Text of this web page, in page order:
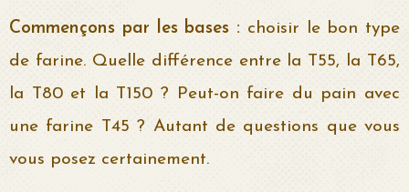
Commençons par les bases : choisir le bon type
de farine. Quelle différence entre la T55, la T65,
la T80 et la T150 ? Peut-on faire du pain avec
une farine T45 ? Autant de questions que vous
vous posez certainement.